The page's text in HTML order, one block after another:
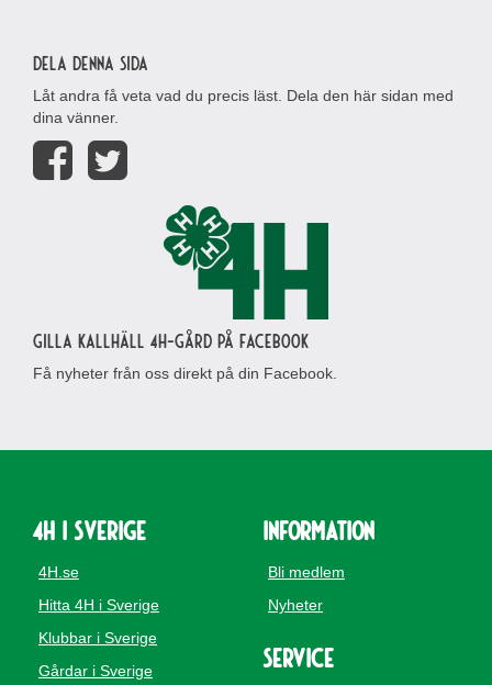
Dela denna sida
Låt andra få veta vad du precis läst. Dela den här sidan med
dina vänner.
Gilla Kallhäll 4H-gård på Facebook
Få nyheter från oss direkt på din Facebook.
4H i Sverige
4H.se
Hitta 4H i Sverige
Klubbar i Sverige
Gårdar i Sverige
Information
Bli medlem
Nyheter
Service